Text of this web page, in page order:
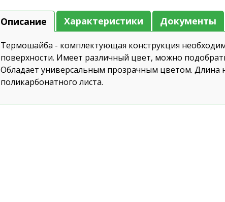
Описание Характеристики Документы
Термошайба - комплектующая конструкция
поверхности. Имеет различный цвет, можно
Обладает универсальным прозрачным цветом. Длина
поликарбонатного листа.